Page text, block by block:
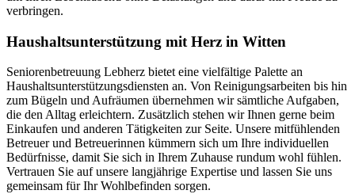
verbringen.
Haushalts­unterstützung mit Herz in Witten
Seniorenbetreuung Lebherz bietet eine vielfältige Palette an
Haushaltsunterstützungsdiensten an. Von Reinigungsarbeiten bis hin
zum Bügeln und Aufräumen übernehmen wir sämtliche Aufgaben,
die den Alltag erleichtern. Zusätzlich stehen wir Ihnen gerne beim
Einkaufen und anderen Tätigkeiten zur Seite. Unsere mitfühlenden
Betreuer und Betreuerinnen kümmern sich um Ihre individuellen
Bedürfnisse, damit Sie sich in Ihrem Zuhause rundum wohl fühlen.
Vertrauen Sie auf unsere langjährige Expertise und lassen Sie uns
gemeinsam für Ihr Wohlbefinden sorgen.